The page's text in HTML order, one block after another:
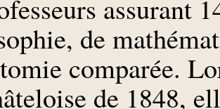
assurant
de
comparée.
de 1848,